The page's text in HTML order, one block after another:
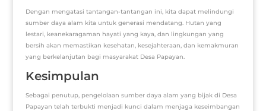
Dengan mengatasi tantangan-tantangan ini, kita dapat melindungi
sumber daya alam kita untuk generasi mendatang. Hutan yang
lestari, keanekaragaman hayati yang kaya, dan lingkungan yang
bersih akan memastikan kesehatan, kesejahteraan, dan kemakmuran
yang berkelanjutan bagi masyarakat Desa Papayan.
Kesimpulan
Sebagai penutup, pengelolaan sumber daya alam yang bijak di Desa
Papayan telah terbukti menjadi kunci dalam menjaga keseimbangan